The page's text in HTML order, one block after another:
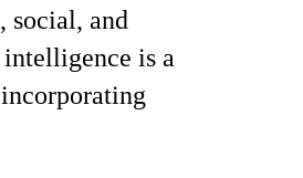
social, and
is a